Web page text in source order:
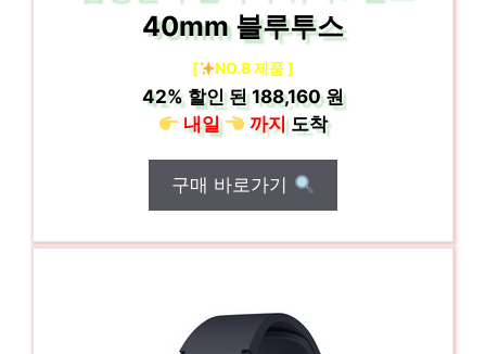
40mm 블루투스
[ NO.8 제품 ]
42%할인 된188,160 원
내일
까지도착
구매 바로가기